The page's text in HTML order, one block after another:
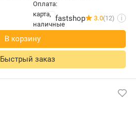
fastshop 3.0(12) i
В корзину
Быстрый заказ